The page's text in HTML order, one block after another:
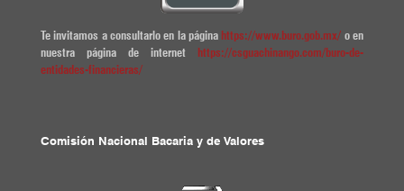
Te invitamos a consultarlo en la página https://www.buro.gob.mx/ o en
nuestra página de internet https://csguachinango.com/buro-de-
entidades-financieras/
Comisión Nacional Bacaria y de Valores